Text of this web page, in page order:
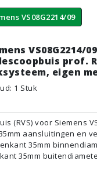
VS08G2214/09
VS08G2214/09
prof.
eigen
: 1 Stuk
(RVS) voor Siemens
aansluitingen en
35mm
35mm